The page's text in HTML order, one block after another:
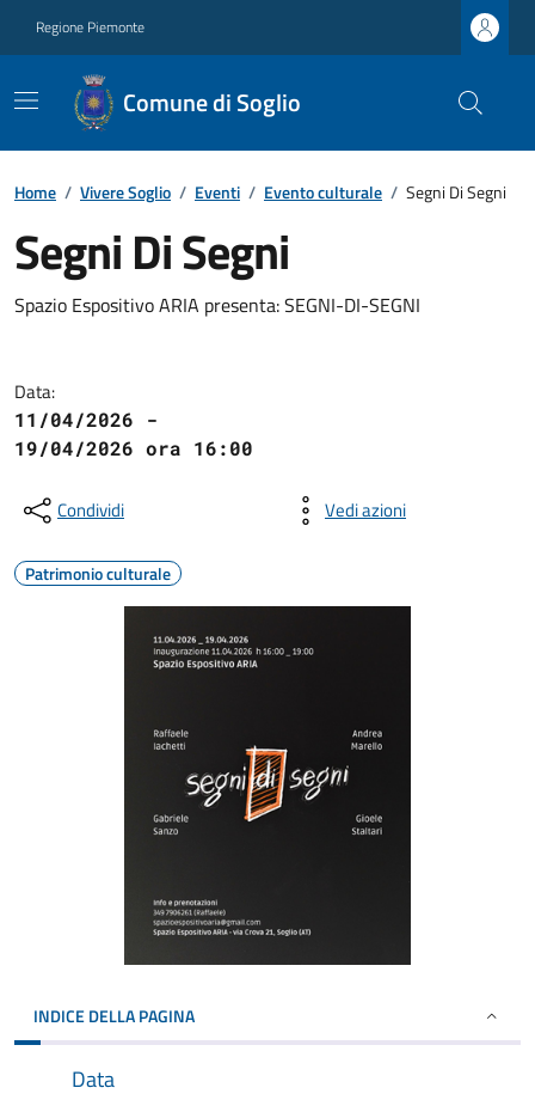
Regione Piemonte
Comune di Soglio
Home / Vivere Soglio / Eventi / Evento culturale / Segni Di Segni
Segni Di Segni
Spazio Espositivo ARIA presenta: SEGNI-DI-SEGNI
Data:
11/04/2026 -
19/04/2026 ora 16:00
Condividi Vedi azioni
Patrimonio culturale
INDICE DELLA PAGINA
Data